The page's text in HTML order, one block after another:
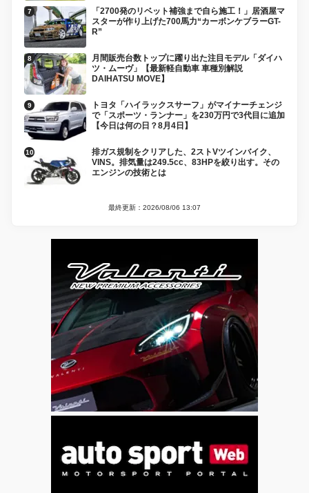
「2700発のリベット補強まで自ら施工！」居酒屋マ
スターが作り上げた700馬力“カーボンケブラーGT-
R”
月間販売台数トップに躍り出た注目モデル「ダイハ
ツ・ムーヴ」【最新軽自動車 車種別解説
DAIHATSU MOVE】
トヨタ「ハイラックスサーフ」がマイナーチェンジ
で「スポーツ・ランナー」を230万円で3代目に追加
【今日は何の日？8月4日】
排ガス規制をクリアした、2ストVツインバイク、
VINS。排気量は249.5cc、83HPを絞り出す。その
エンジンの技術とは
最終更新：2026/08/06 13:07